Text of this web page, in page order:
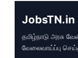
JobsTN.in
தமிழ்நாடு அரசு
வேலைவாய்ப்பு